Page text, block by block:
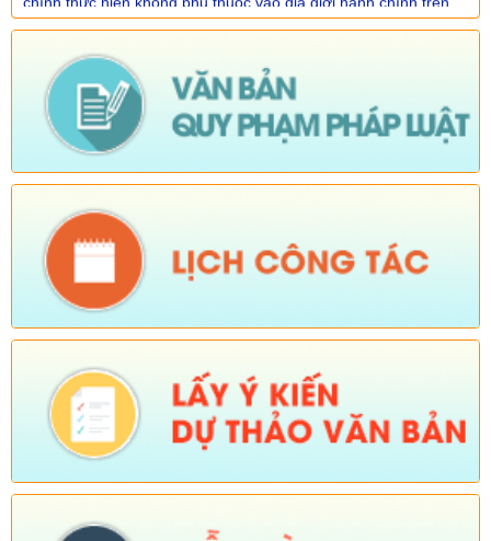
Ngày ban hành: (15/04/2026) -Ngày hiệu lực: (06/01/2026)
(Về việc niêm yết công khai, lấy ý kiến của tổ chức, chuyên
gia và cộng động dân cư có liên quan đối với Quy hoạch chung
xã Dào San, tỉnh Lai Châu đến năm 2045)
Ngày ban hành: (25/02/2026)
Tên:(QUYẾT ĐỊNH Quyết định bãi bỏ Quyết định số
01/2025/QĐ-UBND ngày 01 tháng 07 năm 2025 của Ủy ban
nhân dân xã ban hành quy chế làm việc của Ủy ban nhân dân
xã Dào San, nhiệm kỳ 2021-2026)
Ngày ban hành: (06/02/2026) - Ngày hiệu lực: (04/02/2026)
Tên:(Chương trình tiết kiệm, chống lãng phí năm 2026)
Tên:
(Kế hoạch triển khai thực hiện dự án 1 Hỗ trợ đất ở xã Dào
San năm 2025 thuộc Chương trình MTQG phát triển kinh tế xã
hội vùng đồng bào dân tộc thiểu số và miền núi giai đoạn 2021-
2025)